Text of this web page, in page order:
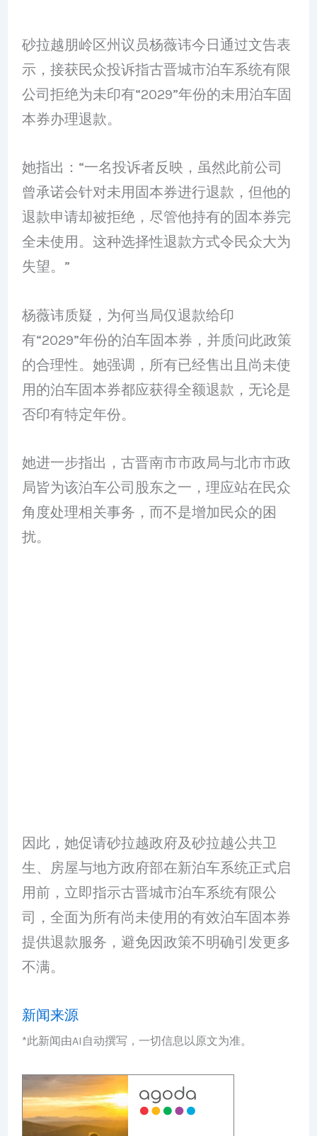
砂拉越朋岭区州议员杨薇讳今日通过文告表
示，接获民众投诉指古晋城市泊车系统有限
公司拒绝为未印有“2029”年份的未用泊车固
本券办理退款。
她指出：“一名投诉者反映，虽然此前公司
曾承诺会针对未用固本券进行退款，但他的
退款申请却被拒绝，尽管他持有的固本券完
全未使用。这种选择性退款方式令民众大为
失望。”
杨薇讳质疑，为何当局仅退款给印
有“2029”年份的泊车固本券，并质问此政策
的合理性。她强调，所有已经售出且尚未使
用的泊车固本券都应获得全额退款，无论是
否印有特定年份。
她进一步指出，古晋南市市政局与北市市政
局皆为该泊车公司股东之一，理应站在民众
角度处理相关事务，而不是增加民众的困
扰。
因此，她促请砂拉越政府及砂拉越公共卫
生、房屋与地方政府部在新泊车系统正式启
用前，立即指示古晋城市泊车系统有限公
司，全面为所有尚未使用的有效泊车固本券
提供退款服务，避免因政策不明确引发更多
不满。
新闻来源
*此新闻由AI自动撰写，一切信息以原文为准。